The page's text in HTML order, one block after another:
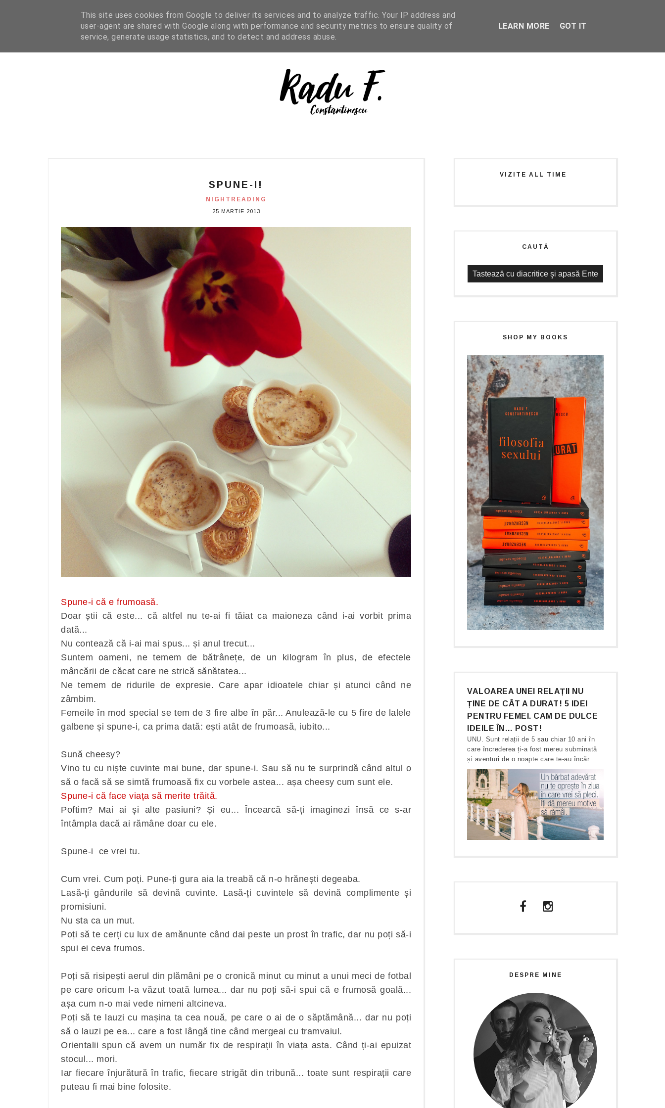
I WANT YOUR TEXT COFFEE READING NIGHT READING ENGLISH SHOP
SPUNE-I!
NIGHTREADING
25 MARTIE 2013
Spune-i că e frumoasă.
Doar știi că este... că altfel nu te-ai fi tăiat ca maioneza când i-ai vorbit prima
dată...
Nu contează că i-ai mai spus... și anul trecut...
Suntem oameni, ne temem de bătrânețe, de un kilogram în plus, de efectele
mâncării de căcat care ne strică sănătatea...
Ne temem de ridurile de expresie. Care apar idioatele chiar și atunci când ne
zâmbim.
Femeile în mod special se tem de 3 fire albe în păr... Anulează-le cu 5 fire de lalele
galbene și spune-i, ca prima dată: ești atât de frumoasă, iubito...
Sună cheesy?
Vino tu cu niște cuvinte mai bune, dar spune-i. Sau să nu te surprindă când altul o
să o facă să se simtă frumoasă fix cu vorbele astea... așa cheesy cum sunt ele.
Spune-i că face viața să merite trăită.
Poftim? Mai ai și alte pasiuni? Și eu... Încearcă să-ți imaginezi însă ce s-ar
întâmpla dacă ai rămâne doar cu ele.
Spune-i ce vrei tu.
Cum vrei. Cum poți. Pune-ți gura aia la treabă că n-o hrănești degeaba.
Lasă-ți gândurile să devină cuvinte. Lasă-ți cuvintele să devină complimente și
promisiuni.
Nu sta ca un mut.
Poți să te cerți cu lux de amănunte când dai peste un prost în trafic, dar nu poți să-i
spui ei ceva frumos.
Poți să risipești aerul din plămâni pe o cronică minut cu minut a unui meci de fotbal
pe care oricum l-a văzut toată lumea... dar nu poți să-i spui că e frumosă goală...
așa cum n-o mai vede nimeni altcineva.
Poți să te lauzi cu mașina ta cea nouă, pe care o ai de o săptămână...dar nu poți
să o lauzi pe ea... care a fost lângă tine când mergeai cu tramvaiul.
Orientalii spun că avem un număr fix de respirații în viața asta. Când ți-ai epuizat
stocul... mori.
Iar fiecare înjurătură în trafic, fiecare strigăt din tribună... toate sunt respirații care
puteau fi mai bine folosite.
VIZITE ALL TIME
CAUTĂ
SHOP MY BOOKS
VALOAREA UNEI RELAȚII NU
ȚINE DE CÂT A DURAT! 5 IDEI
PENTRU FEMEI. CAM DE DULCE
IDEILE ÎN… POST!
UNU. Sunt relații de 5 sau chiar 10 ani în
care încrederea ți-a fost mereu subminată
și aventuri de o noapte care te-au încăr...
DESPRE MINE
This site uses cookies from Google to deliver its services and to analyze traffic. Your IP address and
user-agent are shared with Google along with performance and security metrics to ensure quality of
service, generate usage statistics, and to detect and address abuse.
LEARN MORE GOT IT